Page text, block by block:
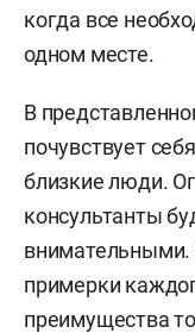
когда все
одном месте.
В
почувствует
близкие люди.
консультанты
внимательными.
примерки
преимущества